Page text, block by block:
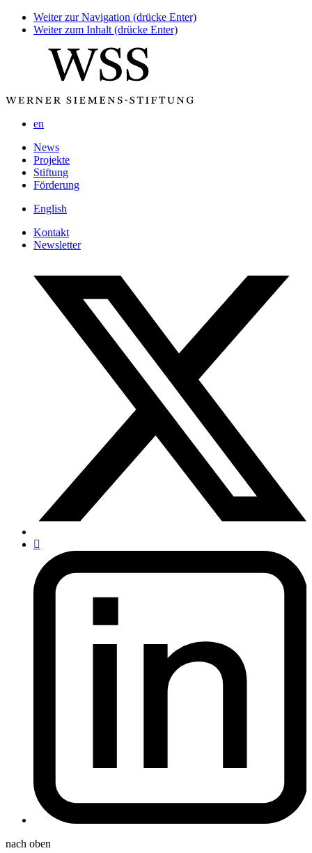
Weiter zur Navigation (drücke Enter)
Weiter zum Inhalt (drücke Enter)
en
News
Projekte
Stiftung
Förderung
English
Kontakt
Newsletter
nach oben